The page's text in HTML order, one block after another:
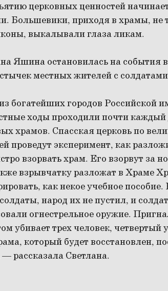
церковных ценностей
Большевики, приходя в храмы, не
выкалывали глаза ликам.
Яшина остановилась на события
стычек местных жителей с
богатейших городов Российской
ходы проходили почти
храмов. Спасская церковь по
проведут эксперимент, как
взорвать храм. Его взорвут за
взрывчатку разложат в Храме
как некое учебное
народ их не пустил, и
огнестрельное оружие.
убивает трех человек, четвертый
который будет восстановлен,
рассказала Светлана.